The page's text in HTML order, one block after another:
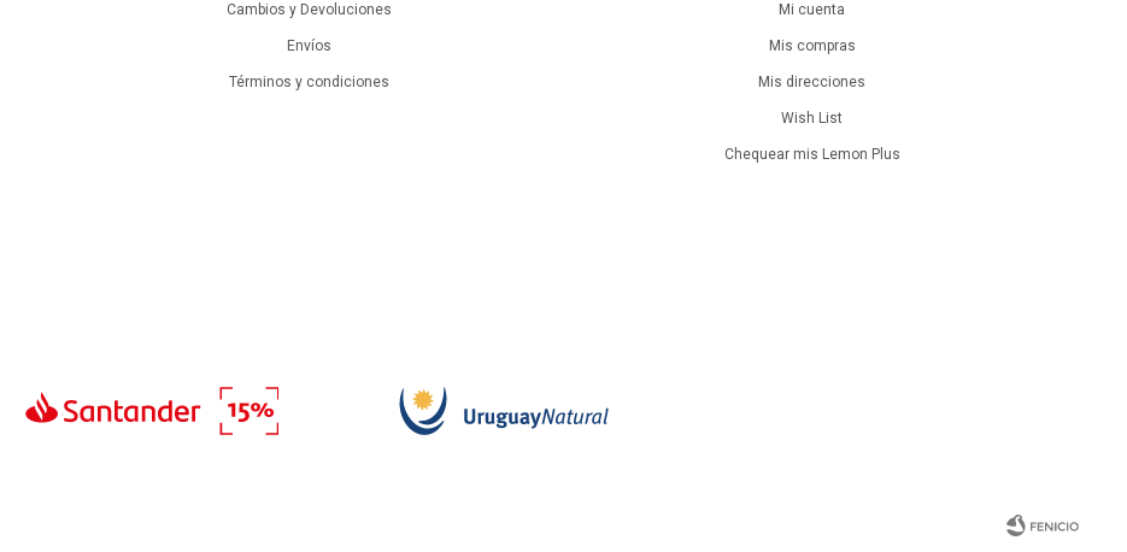
Cambios y Devoluciones
Envíos
Términos y condiciones
Mi cuenta
Mis compras
Mis direcciones
Wish List
Chequear mis Lemon Plus